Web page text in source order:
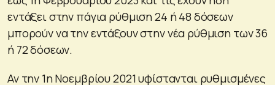
εντάξει στην πάγια ρύθμιση 24 ή 48 δόσεων
μπορούν να την εντάξουν στην νέα ρύθμιση των 36
ή 72 δόσεων.
Αν την 1η Νοεμβρίου 2021 υφίστανται ρυθμισμένες